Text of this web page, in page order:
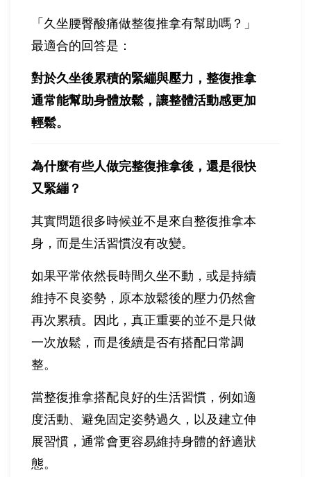
「久坐腰臀酸痛做整復推拿有幫助嗎？」
最適合的回答是：
對於久坐後累積的緊繃與壓力，整復推拿
通常能幫助身體放鬆，讓整體活動感更加
輕鬆。
為什麼有些人做完整復推拿後，還是很快
又緊繃？
其實問題很多時候並不是來自整復推拿本
身，而是生活習慣沒有改變。
如果平常依然長時間久坐不動，或是持續
維持不良姿勢，原本放鬆後的壓力仍然會
再次累積。因此，真正重要的並不是只做
一次放鬆，而是後續是否有搭配日常調
整。
當整復推拿搭配良好的生活習慣，例如適
度活動、避免固定姿勢過久，以及建立伸
展習慣，通常會更容易維持身體的舒適狀
態。